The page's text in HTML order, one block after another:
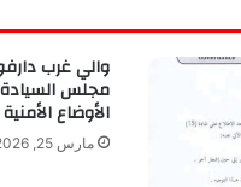
والي غرب
مجلس السيادة
الأوضاع
مارس 25, 2026